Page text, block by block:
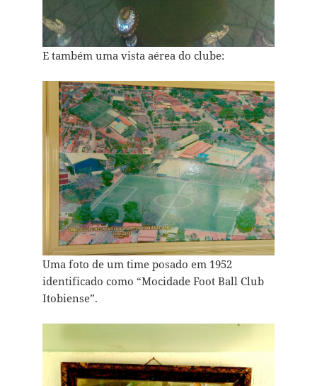
E também uma vista aérea do clube:
Uma foto de um time posado em 1952
identificado como “Mocidade Foot Ball Club
Itobiense”.